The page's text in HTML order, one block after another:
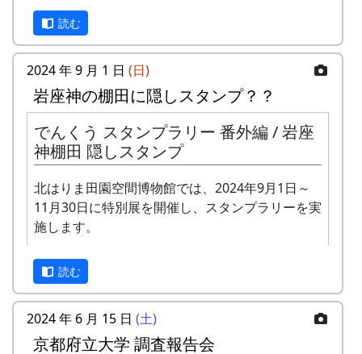
地の増大を生じています。
このような危機に直面している日本の農業・農村
を守るためには、その基盤となる棚田を維持・保
全することが国民共通の課題となっています。
棚田学会は、長年にわたり棚田に関する研究・啓
蒙を行ってきましたが、新たに「棚田のいま」を
テーマに棚田の現状を写真に捉え、広く国民に発
信して棚田の維持・保全に寄与したいと考え、こ
こに、棚田学会主催の第2回 棚田学会 「棚田のい
ま」 フォトコンテストを下記のように開催しま
す。奮ってご応募ください。
読む
2024 年 9 月 1 日 (日)
岩座神の棚田に隠しスタンプ？？
でんくう スタンプラリー 番外編 / 岩座
神棚田 隠しスタンプ
北はりま田園空間博物館では、2024年9月1日～
11月30日に特別展を開催し、スタンプラリーを実
施します。
正式なスタンプラリーは何カ所も行かないと達成
できませんが、No. 173 「棚田の里 岩座神」に
は、何と、1個だけで達成できる隠しスタンプが
置いてあります。このスタンプは、北はりまエコ
ミュージアムで100円割引券として使えます。
読む
2024 年 6 月 15 日 (土)
京都府立大学 調査報告会